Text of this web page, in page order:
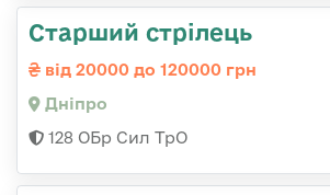
Старший стрілець
від 20000 до 120000 грн
Дніпро
128 ОБр Сил ТрО